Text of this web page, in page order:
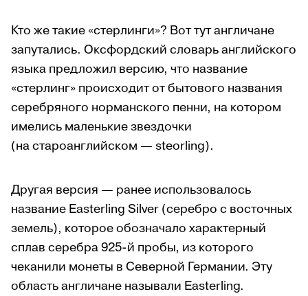
Кто же такие «стерлинги»? Вот тут англичане
запутались. Оксфордский словарь английского
языка предложил версию, что название
«стерлинг» происходит от бытового названия
серебряного норманского пенни, на котором
имелись маленькие звездочки
(на староанглийском — steorling).
Другая версия — ранее использовалось
название Easterling Silver (серебро с восточных
земель), которое обозначало характерный
сплав серебра 925-й пробы, из которого
чеканили монеты в Северной Германии. Эту
область англичане называли Easterling.